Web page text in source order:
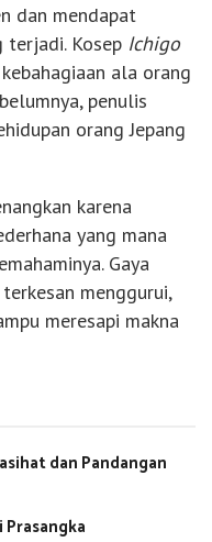
dan mendapat
terjadi. Kosep Ichigo
ala orang
penulis
orang Jepang
karena
yang mana
Gaya
menggurui,
meresapi makna
dan Pandangan